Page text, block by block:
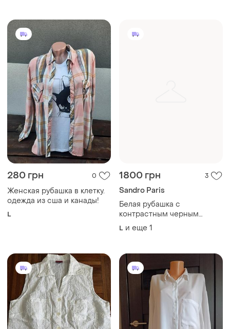
280 грн 0
Женская рубашка в клетку.
одежда из сша и канады!
L
1800 грн 3
Sandro Paris
Белая рубашка с
контрастным черным
кантом в пижамном стиле
от премиального
sandro paris.
L и еще 1